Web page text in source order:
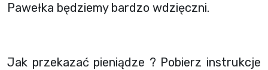
Pawełka będziemy bardzo wdzięczni.
Jak przekazać pieniądze ? Pobierz instrukcje